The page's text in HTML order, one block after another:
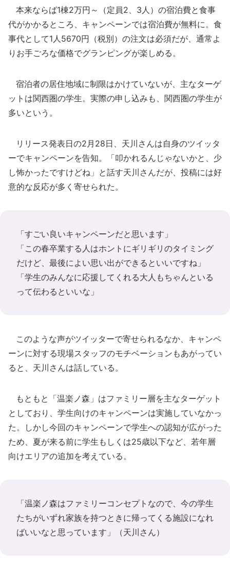
本来ならば1棟2万円～（定員2、3人）の宿泊費と食事
代がかかるところ、キャンペーンでは宿泊費が無料に。食
事代として1人5670円（税別）の注文は必須だが、通常よ
りお手ごろな価格でグランピングが楽しめる。
宿泊者の居住地域に制限はかけていないが、主なターゲ
ットは関西圏の学生。実際の申し込みも、関西圏の学生が
多いという。
リリース発表日の2月28日、天川さんは自身のツイッタ
ーでキャンペーンを告知。「叩かれるんじゃないかと、少
し怖かったですけどね」と話す天川さんだが、投稿には好
意的な反応が多く寄せられた。
「すごい良いキャンペーンだと思います」
「この春卒業する人はホントにギリギリのタイミング
だけど、最後によい思い出ができるといいですね」
「学生のみんなに応援してくれる大人もちゃんといる
って伝わるといいな」
このような声がツイッターで寄せられるなか、キャンペ
ーンに対する現場スタッフのモチベーションもあがってい
ると、天川さんは話している。
もともと「温楽ノ森」はファミリー層を主なターゲット
としており、学生向けのキャンペーンは実施していなかっ
た。しかし今回のキャンペーンで学生への認知が広がった
ため、夏が来る前に学生もしくは25歳以下など、若年層
向けエリアの追加を考えている。
「温楽ノ森はファミリーコンセプトなので、今の学生
たちがいずれ家族を持つときに帰ってくる施設になれ
ばいいなと思っています」（天川さん）